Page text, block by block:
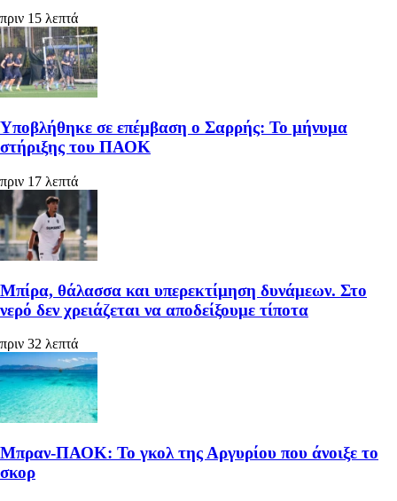
πριν 15 λεπτά
Υποβλήθηκε σε επέμβαση ο Σαρρής: Το μήνυμα
στήριξης του ΠΑΟΚ
πριν 17 λεπτά
Μπίρα, θάλασσα και υπερεκτίμηση δυνάμεων. Στο
νερό δεν χρειάζεται να αποδείξουμε τίποτα
πριν 32 λεπτά
Μπραν-ΠΑΟΚ: Το γκολ της Αργυρίου που άνοιξε το
σκορ